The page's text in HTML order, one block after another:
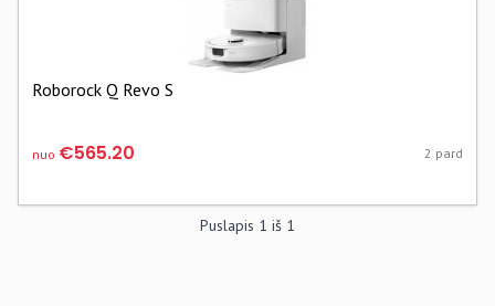
Roborock Q Revo S
nuo €565.20 2 pard
Puslapis 1 iš 1